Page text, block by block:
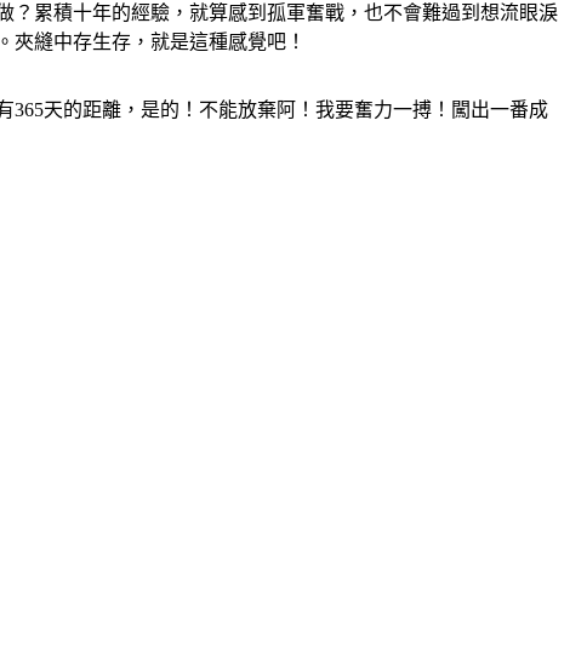
累積十年的經驗，就算感到孤軍奮戰，也不會難過到想流眼淚
縫中存生存，就是這種感覺吧！
天的距離，是的！不能放棄阿！我要奮力一搏！闖出一番成